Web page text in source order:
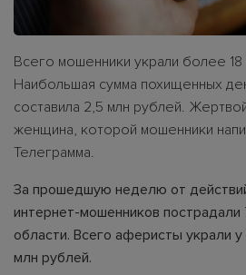
Всего мошенники украли более 18
Наибольшая сумма похищенных
составила 2,5 млн рублей.
женщина, которой мошенники
Телеграмма.
За прошедшую неделю от
интернет-мошенников
области. Всего аферисты украли
млн рублей.